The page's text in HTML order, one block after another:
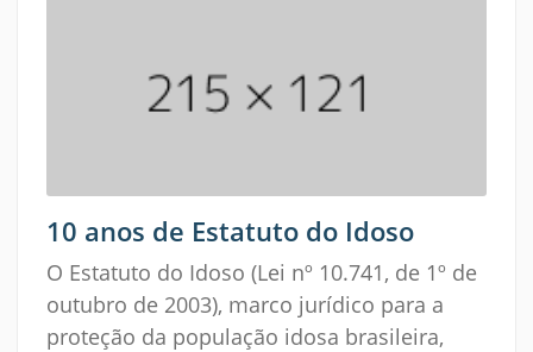
10 anos de Estatuto do Idoso
O Estatuto do Idoso (Lei nº 10.741, de 1º de
outubro de 2003), marco jurídico para a
proteção da população idosa brasileira,